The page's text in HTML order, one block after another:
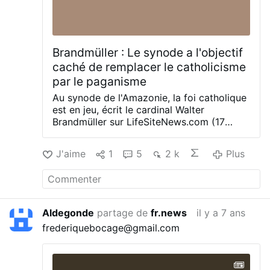
Brandmüller : Le synode a l'objectif
caché de remplacer le catholicisme
par le paganisme
Au synode de l'Amazonie, la foi catholique
est en jeu, écrit le cardinal Walter
Brandmüller sur LifeSiteNews.com (17
paganisme - basée sur l'auto-
communication du Créateur avec
l'humanité.
conciliaire, est ignoré au Synode et qu'une
rupture "cachée et secrète" avec toute
tradition dogmatique se produit.
soupçonne que ceux qui contrôlent le
synode tentent de remplacer le
catholicisme par "une religion panthéiste
J'aime 1 5 2 k Plus
Aldegonde partage defr.news
il y a 7 ans
frederiquebocage@gmail.com